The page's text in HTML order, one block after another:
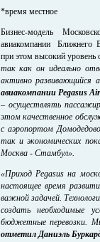
*время местное
Бизнес-модель
авиакомпании Ближнего
при этом высокий уровень
так как он идеально
активно развивающийся
авиакомпании Pegasus
– осуществлять
этом качественное
с аэропортом
так и экономических
Москва - Стамбул».
«Приход Pegasus на
настоящее время р
важной задачей.
создать необходимые
бюджетные перевозки.
отметил Даниэль